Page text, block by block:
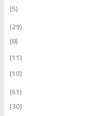
(5)
(29)
(8)
(11)
(10)
(61)
(30)